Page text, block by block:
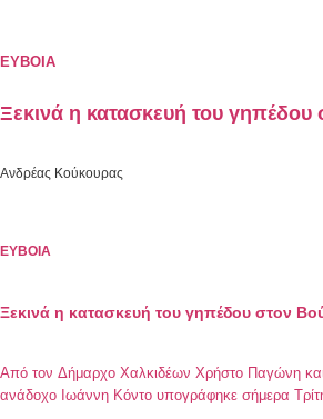
ΕΥΒΟΙΑ
Ξεκινά η κατασκευή του γηπέδου
Ανδρέας Κούκουρας
ΕΥΒΟΙΑ
Ξεκινά η κατασκευή του γηπέδου στον
Από τον Δήμαρχο Χαλκιδέων Χρήστο Παγώνη
ανάδοχο Ιωάννη Κόντο υπογράφηκε σήμερα